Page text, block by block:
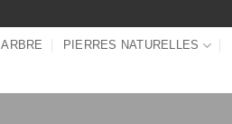
PIERRES NATURELLES